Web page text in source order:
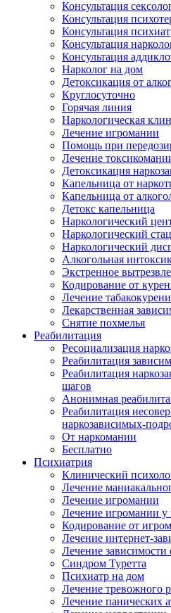
Консультация
Консультация
Консультация
Консультация
Консультация
Нарколог на дом
Детоксикация от
Круглосуточно
Горячая линия
Наркологическая
Лечение игромании
Помощь при
Лечение
Детоксикация
Капельница от
Капельница от
Детокс капельница
Наркологический
Наркологический
Наркологический
Алкогольная
Экстренное
Кодирование от
Лечение
Лекарственная
Снятие похмелья
Реабилитация
Ресоциализация
Реабилитация
Реабилитация
шагов
Анонимная
Реабилитация
наркозависимых-
От наркомании
Бесплатно
Психиатрия
Клинический
Лечение
Лечение игромании
Лечение игромании у
Кодирование от
Лечение интернет-
Лечение зависимости
Синдром Туретта
Психиатр на дом
Лечение тревожного
Лечение панических